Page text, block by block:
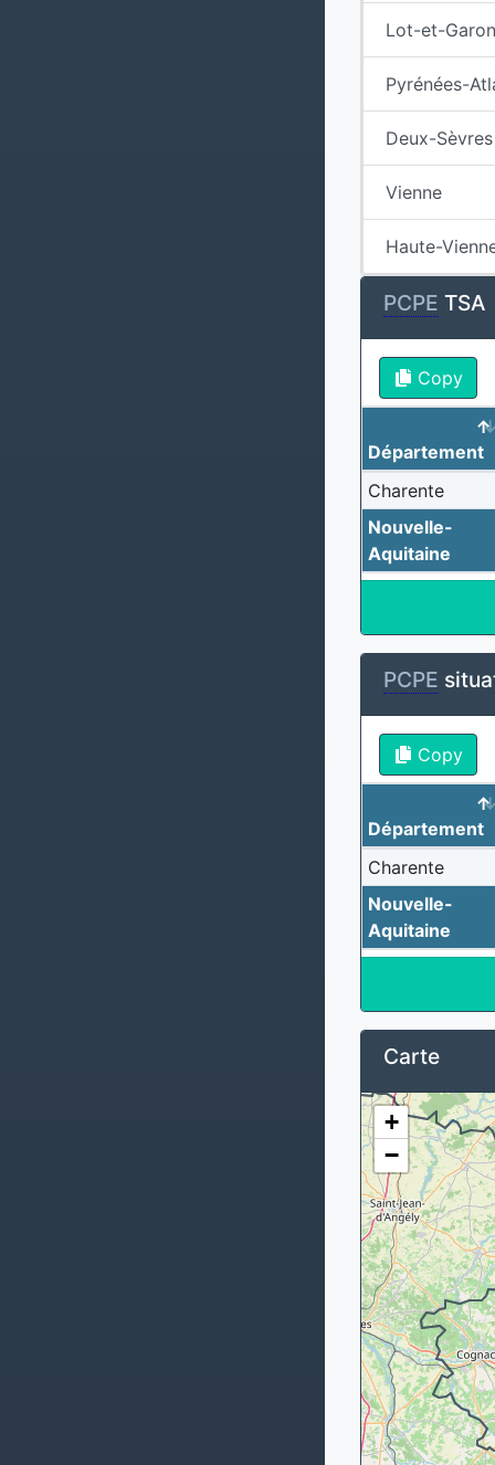
Lot-et-
Pyrénées-
Deux-Sèvres
Vienne
Haute-
PCPE TSA
Copy
Département
Charente
Nouvelle-
Aquitaine
PCPE
Copy
Département
Charente
Nouvelle-
Aquitaine
Carte
+
−